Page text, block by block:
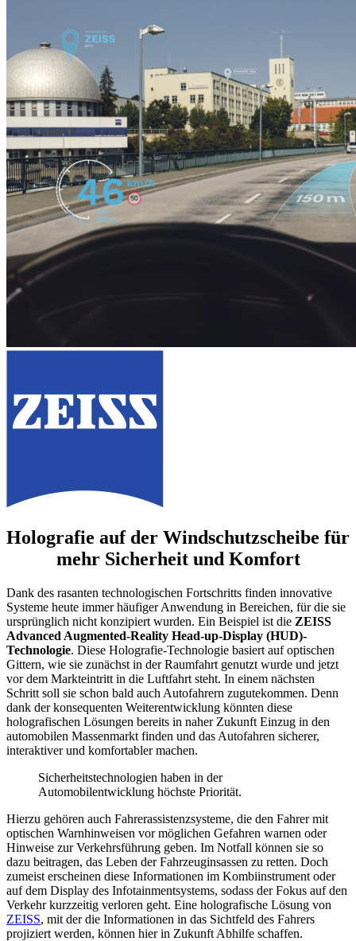
Holografie auf der Windschutzscheibe für
mehr Sicherheit und Komfort
Dank des rasanten technologischen Fortschritts finden innovative
Systeme heute immer häufiger Anwendung in Bereichen, für die sie
ursprünglich nicht konzipiert wurden. Ein Beispiel ist die ZEISS
Advanced Augmented-Reality Head-up-Display (HUD)-
Technologie. Diese Holografie-Technologie basiert auf optischen
Gittern, wie sie zunächst in der Raumfahrt genutzt wurde und jetzt
vor dem Markteintritt in die Luftfahrt steht. In einem nächsten
Schritt soll sie schon bald auch Autofahrern zugutekommen. Denn
dank der konsequenten Weiterentwicklung könnten diese
holografischen Lösungen bereits in naher Zukunft Einzug in den
automobilen Massenmarkt finden und das Autofahren sicherer,
interaktiver und komfortabler machen.
Sicherheitstechnologien haben in der
Automobilentwicklung höchste Priorität.
Hierzu gehören auch Fahrerassistenzsysteme, die den Fahrer mit
optischen Warnhinweisen vor möglichen Gefahren warnen oder
Hinweise zur Verkehrsführung geben. Im Notfall können sie so
dazu beitragen, das Leben der Fahrzeuginsassen zu retten. Doch
zumeist erscheinen diese Informationen im Kombiinstrument oder
auf dem Display des Infotainmentsystems, sodass der Fokus auf den
Verkehr kurzzeitig verloren geht. Eine holografische Lösung von
ZEISS, mit der die Informationen in das Sichtfeld des Fahrers
projiziert werden, können hier in Zukunft Abhilfe schaffen.